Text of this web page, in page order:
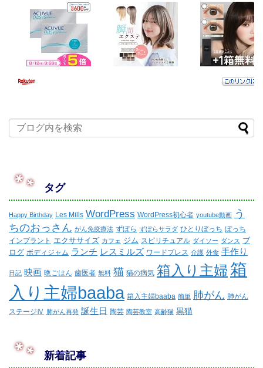
タグ
Happy Birthday Les Mills WordPress WordPress初心者 youtube動画 う
ちのおっさん がん免疫療法 ずぼら ずぼらサラダ ひとりぼっち ぼっち
インプラント エクササイズ カフェ ジム スピリチュアル ダイソー ダンス ブ
ログ ボディジャム ランチ レスミルズ ワードプレス 介護 外食 手作り
日記 映画 晩ごはん 歯医者 無料 猫 猫の病気 箱入り主婦箱
入り主婦baaba 箱入主婦baaba 簡単 肺がん 肺がん
ステージⅣ 肺がん再発 誕生日 陶芸 陶芸教室 高齢猫 黒猫
新着記事